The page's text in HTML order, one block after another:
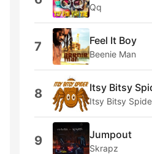
Qq
7 Feel It Boy
Beenie Man
8 Itsy Bitsy
Itsy Bitsy
9 Jumpout
Skrapz